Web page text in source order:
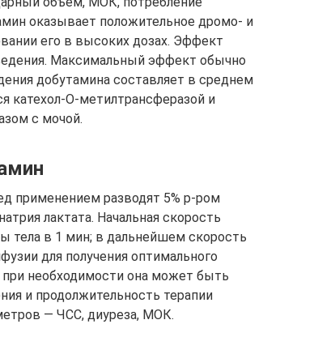
оказывает положительное дромо- и
его в высоких дозах. Эффект
Максимальный эффект обычно
добутамина составляет в среднем
катехол-О-метилтрансферазой и
с мочой.
применением разводят 5% р-ром
лактата. Начальная скорость
тела в 1 мин; в дальнейшем скорость
для получения оптимального
необходимости она может быть
и продолжительность терапии
— ЧСС, диуреза, МОК.